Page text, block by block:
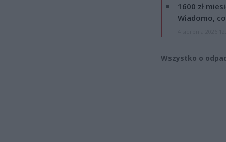
1600 zł
Wiadomo,
Wszystko o